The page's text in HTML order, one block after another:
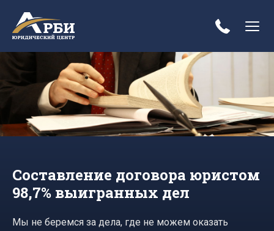
Составление договора юристом
98,7% выигранных дел
Мы не беремся за дела, где не можем оказать